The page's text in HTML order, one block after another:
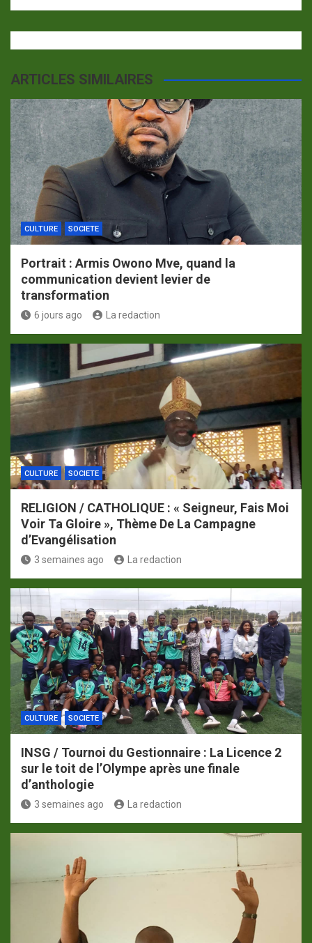
ARTICLES SIMILAIRES
CULTURE SOCIETE
Portrait : Armis Owono Mve, quand la
communication devient levier de
transformation
6 jours ago La redaction
CULTURE SOCIETE
RELIGION / CATHOLIQUE : « Seigneur, Fais Moi
Voir Ta Gloire », Thème De La Campagne
d’Evangélisation
3 semaines ago La redaction
CULTURE SOCIETE
INSG / Tournoi du Gestionnaire : La Licence 2
sur le toit de l’Olympe après une finale
d’anthologie
3 semaines ago La redaction